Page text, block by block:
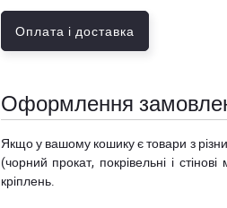
Оплата і доставка
Оформлення
Якщо у вашому кошику є товари з
(чорний прокат, покрівельні і
кріплень.